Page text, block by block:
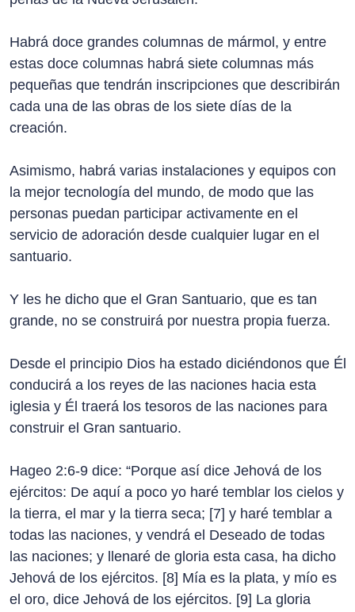
Habrá doce grandes columnas de mármol, y entre
estas doce columnas habrá siete columnas más
pequeñas que tendrán inscripciones que describirán
cada una de las obras de los siete días de la
creación.
Asimismo, habrá varias instalaciones y equipos con
la mejor tecnología del mundo, de modo que las
personas puedan participar activamente en el
servicio de adoración desde cualquier lugar en el
santuario.
Y les he dicho que el Gran Santuario, que es tan
grande, no se construirá por nuestra propia fuerza.
Desde el principio Dios ha estado diciéndonos que Él
conducirá a los reyes de las naciones hacia esta
iglesia y Él traerá los tesoros de las naciones para
construir el Gran santuario.
Hageo 2:6-9 dice: “Porque así dice Jehová de los
ejércitos: De aquí a poco yo haré temblar los cielos y
la tierra, el mar y la tierra seca; [7] y haré temblar a
todas las naciones, y vendrá el Deseado de todas
las naciones; y llenaré de gloria esta casa, ha dicho
Jehová de los ejércitos. [8] Mía es la plata, y mío es
el oro, dice Jehová de los ejércitos. [9] La gloria